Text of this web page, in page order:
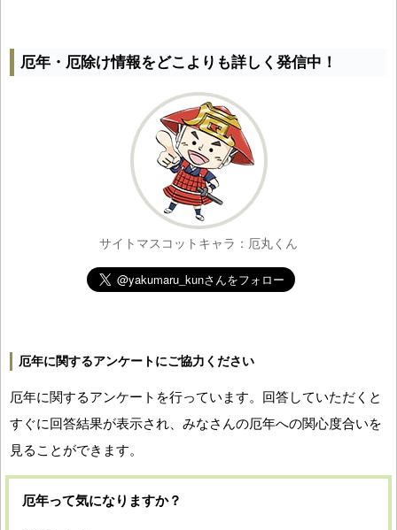
厄年・厄除け情報をどこよりも詳しく発信中！
サイトマスコットキャラ：厄丸くん
厄年に関するアンケートにご協力ください
厄年に関するアンケートを行っています。回答していただくと
すぐに回答結果が表示され、みなさんの厄年への関心度合いを
見ることができます。
厄年って気になりますか？